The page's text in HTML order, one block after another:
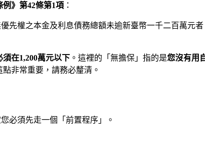
例》第42條第1項 ：
先權之本金及利息債務總額未逾新臺幣一千二百萬元
在1,200萬元以下 。這裡的「無擔保」指的是您沒有用
非常重要，請務必釐清。
必須先走一個「前置程序」。